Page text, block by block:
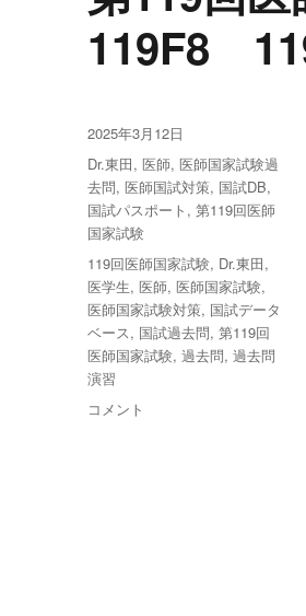
119F8
投
稿
日:
2025年3月12日
カ
テ
ゴ
リ
ー
Dr.東田,医師,医師国家試験過
去問,医師国試対策, 国試DB,
国試パスポート ,第119回医師
国家試験
タ
グ
119回医師国家試験, Dr.東田,
医学生,医師,医師国家試験,
医師国家試験対策, 国試データ
ベース, 国試過去問,第119回
医師国家試験,過去問,過去問
演習
第
コメント